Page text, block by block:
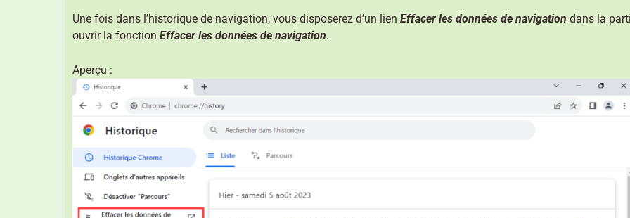
Une fois dans l’historique de navigation, vous disposerez d’un lien Effacer les données de navigation dans la
ouvrir la fonction Effacer les données de navigation.
Aperçu :